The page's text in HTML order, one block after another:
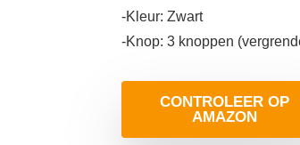
-Kleur: Zwart
-Knop: 3 knoppen
CONTROLEER OP
AMAZON